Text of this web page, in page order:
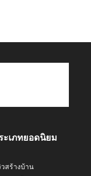
ะเภทยอดนิยม
สร้างบ้าน